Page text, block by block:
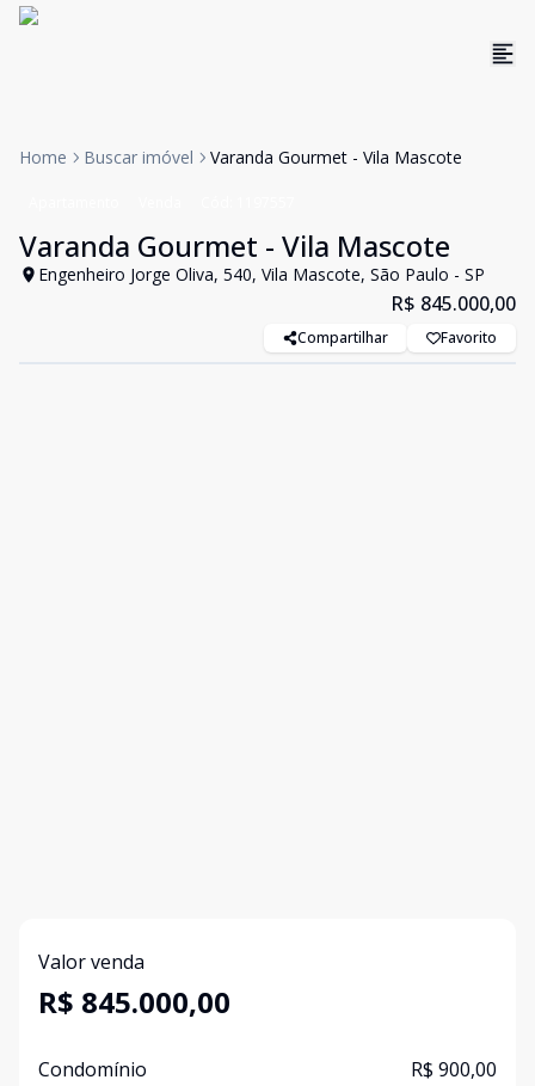
Home Buscar imóvel Varanda Gourmet - Vila Mascote
Varanda Gourmet - Vila Mascote
Engenheiro Jorge Oliva, 540, Vila Mascote, São Paulo - SP
R$ 845.000,00
Compartilhar Favorito
Valor venda
R$ 845.000,00
Condomínio R$ 900,00